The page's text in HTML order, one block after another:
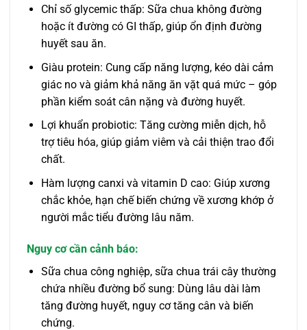
Chỉ số glycemic thấp: Sữa chua không đường
hoặc ít đường có GI thấp, giúp ổn định đường
huyết sau ăn.
Giàu protein: Cung cấp năng lượng, kéo dài cảm
giác no và giảm khả năng ăn vặt quá mức – góp
phần kiểm soát cân nặng và đường huyết.
Lợi khuẩn probiotic: Tăng cường miễn dịch, hỗ
trợ tiêu hóa, giúp giảm viêm và cải thiện trao đổi
chất.
Hàm lượng canxi và vitamin D cao: Giúp xương
chắc khỏe, hạn chế biến chứng về xương khớp ở
người mắc tiểu đường lâu năm.
Nguy cơ cần cảnh báo:
Sữa chua công nghiệp, sữa chua trái cây thường
chứa nhiều đường bổ sung: Dùng lâu dài làm
tăng đường huyết, nguy cơ tăng cân và biến
chứng.